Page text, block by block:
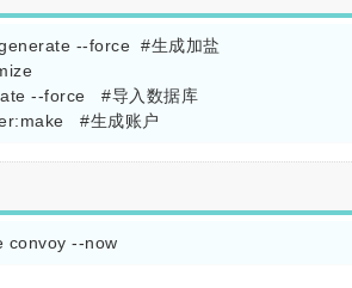
--force  #生成加盐
--force   #导入数据库
convoy --now